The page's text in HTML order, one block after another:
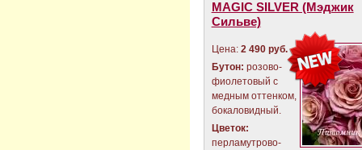
MAGIC SILVER (Мэджик
Сильве)
Цена: 2 490 руб.
Бутон: розово-
фиолетовый с
медным оттенком,
бокаловидный.
Цветок:
перламутрово-